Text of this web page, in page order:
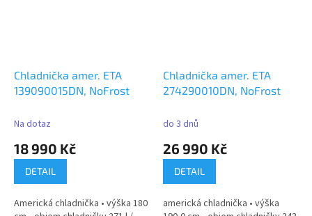
Chladnička amer. ETA
139090015DN, NoFrost
Na dotaz
18 990 Kč
DETAIL
Americká chladnička • výška 180
Chladnička amer. ETA
274290010DN, NoFrost
do 3 dnů
26 990 Kč
DETAIL
americká chladnička • výška